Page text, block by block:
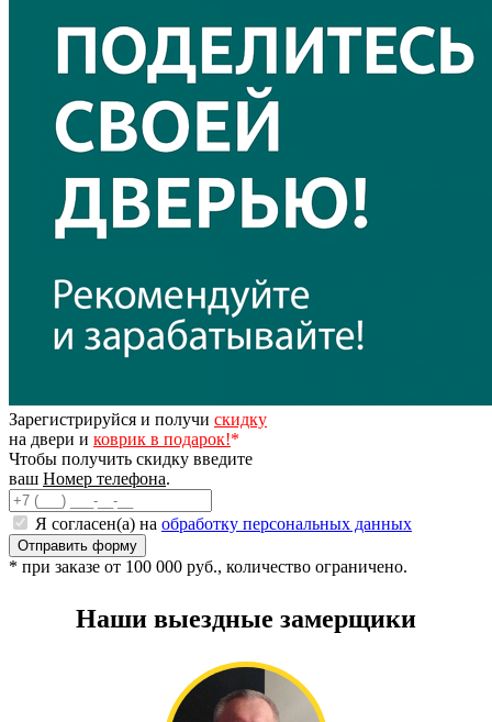
Зарегистрируйся и получи скидку
на двери и коврик в подарок!*
Чтобы получить скидку введите
ваш Номер телефона.
Я согласен(а) на обработку персональных данных
* при заказе от 100 000 руб., количество ограничено.
Наши выездные замерщики